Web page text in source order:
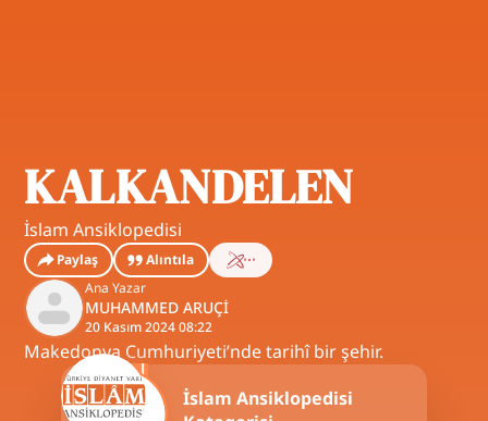
KALKANDELEN
İslam Ansiklopedisi
Paylaş
Alıntıla
Ana Yazar
MUHAMMED ARUÇİ
20 Kasım 2024 08:22
Makedonya Cumhuriyeti’nde tarihî bir şehir.
İslam Ansiklopedisi